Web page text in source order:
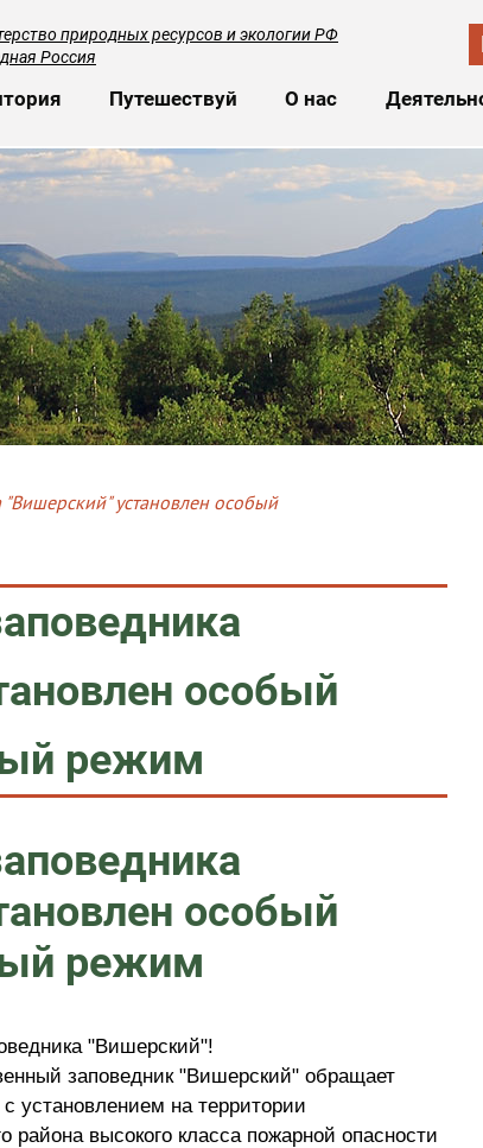
природных ресурсов и экологии РФ
Россия
навигация
Путешествуй О нас
установлен особый
особый
режим
особый
режим
"Вишерский"!
заповедник "Вишерский" обращает
установлением на территории
района высокого класса пожарной опасности